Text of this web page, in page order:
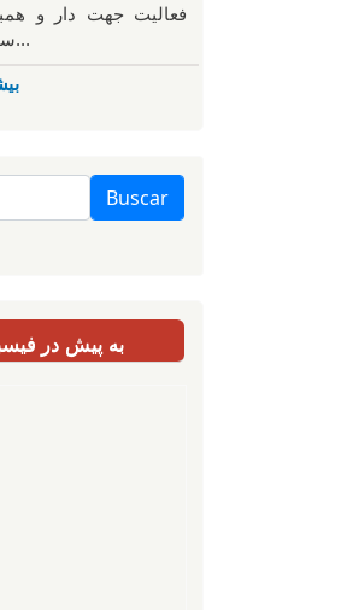
فعالیت جهت دار و
سنجش با ارائه...
به پیش در